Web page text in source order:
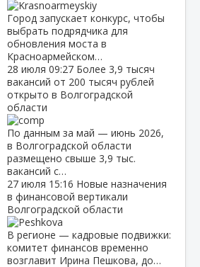
Город запускает конкурс, чтобы
выбрать подрядчика для
обновления моста в
Красноармейском…
28 июля 09:27 Более 3,9 тысяч
вакансий от 200 тысяч рублей
открыто в Волгоградской
области
По данным за май — июнь 2026,
в Волгоградской области
размещено свыше 3,9 тыс.
вакансий с…
27 июля 15:16 Новые назначения
в финансовой вертикали
Волгоградской области
В регионе — кадровые подвижки:
комитет финансов временно
возглавит Ирина Пешкова, до…